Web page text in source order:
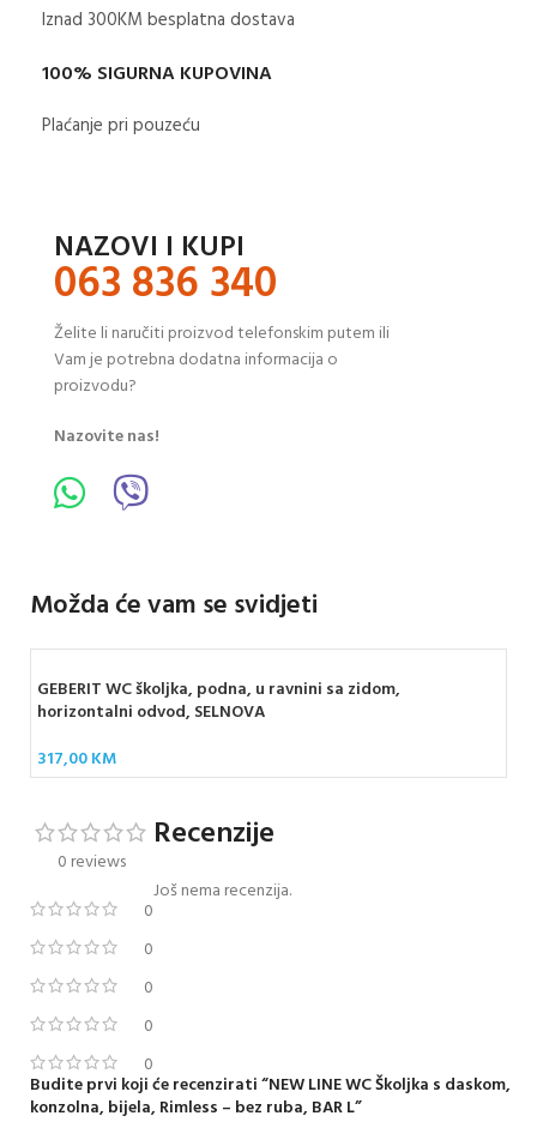
Iznad 300KM besplatna dostava​
100% SIGURNA KUPOVINA
Plaćanje pri pouzeću
NAZOVI I KUPI
063 836 340
Želite li naručiti proizvod telefonskim putem ili
Vam je potrebna dodatna informacija o
proizvodu?
Nazovite nas!
Možda će vam se svidjeti
GEBERIT WC školjka, podna, u ravnini sa zidom,
horizontalni odvod, SELNOVA
317,00KM
0 reviews
0
0
0
0
0
Recenzije
Još nema recenzija.
Budite prvi koji će recenzirati “NEW LINE WC Školjka s daskom,
konzolna, bijela, Rimless – bez ruba, BAR L”